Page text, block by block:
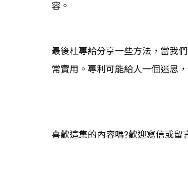
容。
最後杜專給分享一些方法，當我
常實用。專利可能給人一個迷思
喜歡這集的內容嗎?歡迎寫信或留